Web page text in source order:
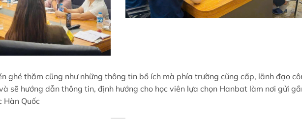
ghé thăm cũng như những thông tin bổ ích mà phía trường cũng cấp, lãnh đạo
sẽ hướng dẫn thông tin, định hướng cho học viên lựa chọn Hanbat làm nơi gửi
Hàn Quốc